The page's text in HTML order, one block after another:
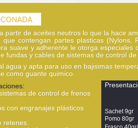
partir de aceites neutros lo que la hace
que contengan partes plasticas (Nylons,
suave y adherente le otorga especiales
fundas y cables de sistemas de control
agua y apta para uso en bajisimas
como guante quimico.
de control de frenos
con engranajes plásticos
retenes.
Sachet 9gr
Pomo 80gr